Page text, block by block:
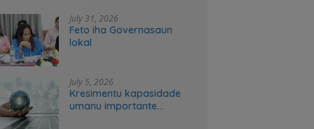
July 31, 2026
Feto iha Governasaun
lokal
July 5, 2026
Kresimentu kapasidade
umanu importante